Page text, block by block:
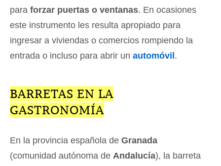
para forzar puertas o ventanas. En ocasiones
este instrumento les resulta apropiado para
ingresar a viviendas o comercios rompiendo la
entrada o incluso para abrir un automóvil.
BARRETAS EN LA
GASTRONOMÍA
En la provincia española de Granada
(comunidad autónoma de Andalucía), la barreta